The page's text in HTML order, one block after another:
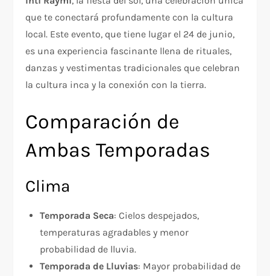
que te conectará profundamente con la cultura
local. Este evento, que tiene lugar el 24 de junio,
es una experiencia fascinante llena de rituales,
danzas y vestimentas tradicionales que celebran
la cultura inca y la conexión con la tierra.
Comparación de
Ambas Temporadas
Clima
Temporada Seca: Cielos despejados,
temperaturas agradables y menor
probabilidad de lluvia.
Temporada de Lluvias: Mayor probabilidad de